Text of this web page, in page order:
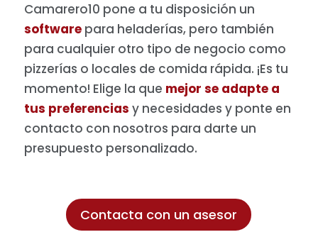
Camarero10 pone a tu disposición un
softwarepara heladerías, pero también
para cualquier otro tipo de negocio como
pizzerías o locales de comida rápida. ¡Es tu
momento! Elige la que mejor se adapte a
tus preferencias y necesidades y ponte en
contacto con nosotros para darte un
presupuesto personalizado.
Contacta con un asesor